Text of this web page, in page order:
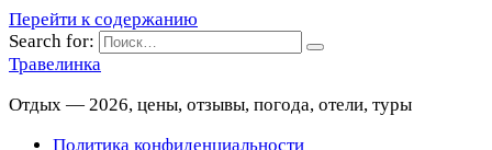
Перейти к содержанию
Search for:
Травелинка
Отдых — 2026, цены, отзывы, погода, отели, туры
Политика конфиденциальности